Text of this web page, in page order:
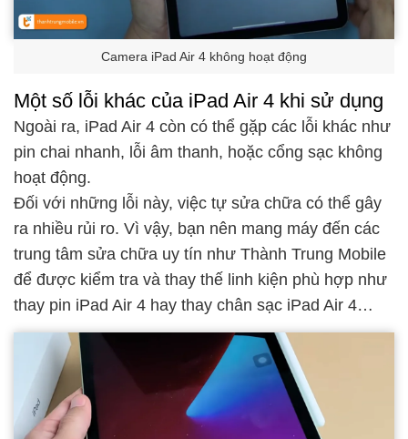
Camera iPad Air 4 không hoạt động
Một số lỗi khác của iPad Air 4 khi sử dụng
Ngoài ra, iPad Air 4 còn có thể gặp các lỗi khác như
pin chai nhanh, lỗi âm thanh, hoặc cổng sạc không
hoạt động.
Đối với những lỗi này, việc tự sửa chữa có thể gây
ra nhiều rủi ro. Vì vậy, bạn nên mang máy đến các
trung tâm sửa chữa uy tín như Thành Trung Mobile
để được kiểm tra và thay thế linh kiện phù hợp như
thay pin iPad Air 4 hay thay chân sạc iPad Air 4…